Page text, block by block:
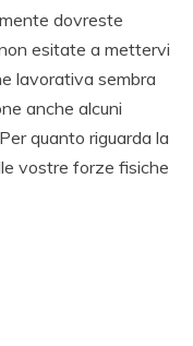
dovreste
esitate a mettervi
lavorativa sembra
anche alcuni
quanto riguarda la
vostre forze fisiche